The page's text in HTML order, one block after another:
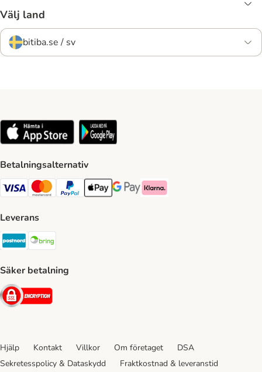
Välj land
bitiba.se / sv
Betalningsalternativ
VISA Payment Method
Mastercard Payment Method
Paypal Payment Method
Apple Pay Payment Method
Google Pay Payment Method
Klarna Payment Method
Leverans
Postnord Shipping Method
Säker betalning
Security
Hjälp Kontakt Villkor Om företaget
DSA
Sekretesspolicy & Dataskydd
Fraktkostnad & leveranstid